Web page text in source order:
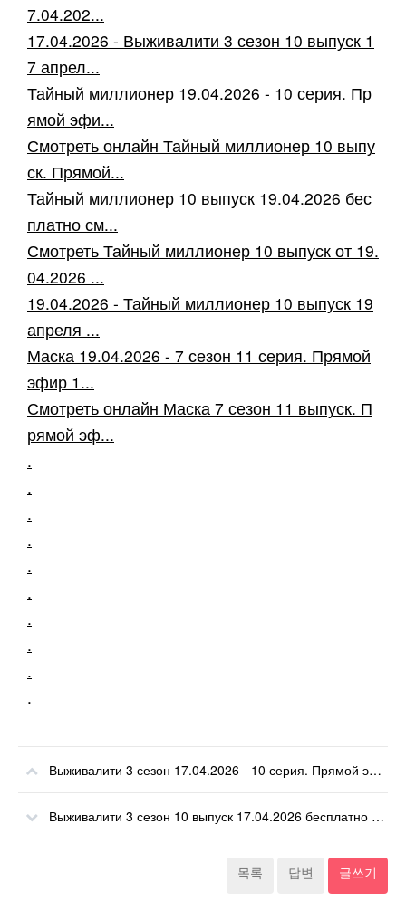
7.04.202...
17.04.2026 - Выживалити 3 сезон 10 выпуск 1
7 апрел...
Тайный миллионер 19.04.2026 - 10 серия. Пр
ямой эфи...
Смотреть онлайн Тайный миллионер 10 выпу
ск. Прямой...
Тайный миллионер 10 выпуск 19.04.2026 бес
платно см...
Смотреть Тайный миллионер 10 выпуск от 19.
04.2026 ...
19.04.2026 - Тайный миллионер 10 выпуск 19
апреля ...
Маска 19.04.2026 - 7 сезон 11 серия. Прямой
эфир 1...
Смотреть онлайн Маска 7 сезон 11 выпуск. П
рямой эф...
.
.
.
.
.
.
.
.
.
.
Выживалити 3 сезон 17.04.2026 - 10 серия. Прямой эфир 17 апреля 2026.
Выживалити 3 сезон 10 выпуск 17.04.2026 бесплатно смотреть онлайн
목록 답변 글쓰기